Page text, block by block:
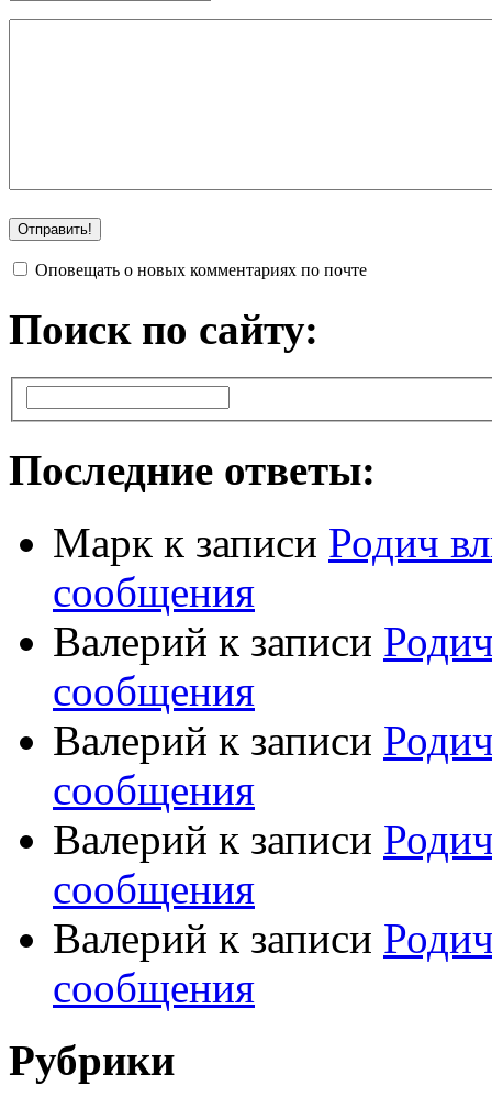
Оповещать о новых комментариях по почте
Поиск по сайту:
Последние ответы:
Марк к записи Родич
сообщения
Валерий к записи
сообщения
Валерий к записи
сообщения
Валерий к записи
сообщения
Валерий к записи
сообщения
Рубрики